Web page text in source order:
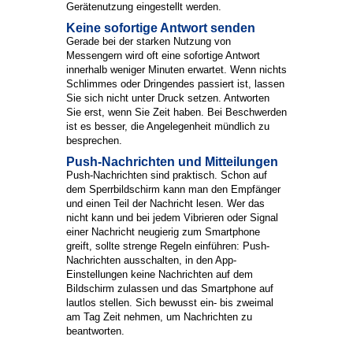
Gerätenutzung eingestellt werden.
Keine sofortige Antwort senden
Gerade bei der starken Nutzung von
Messengern wird oft eine sofortige Antwort
innerhalb weniger Minuten erwartet. Wenn nichts
Schlimmes oder Dringendes passiert ist, lassen
Sie sich nicht unter Druck setzen. Antworten
Sie erst, wenn Sie Zeit haben. Bei Beschwerden
ist es besser, die Angelegenheit mündlich zu
besprechen.
Push-Nachrichten und Mitteilungen
Push-Nachrichten sind praktisch. Schon auf
dem Sperrbildschirm kann man den Empfänger
und einen Teil der Nachricht lesen. Wer das
nicht kann und bei jedem Vibrieren oder Signal
einer Nachricht neugierig zum Smartphone
greift, sollte strenge Regeln einführen: Push-
Nachrichten ausschalten, in den App-
Einstellungen keine Nachrichten auf dem
Bildschirm zulassen und das Smartphone auf
lautlos stellen. Sich bewusst ein- bis zweimal
am Tag Zeit nehmen, um Nachrichten zu
beantworten.